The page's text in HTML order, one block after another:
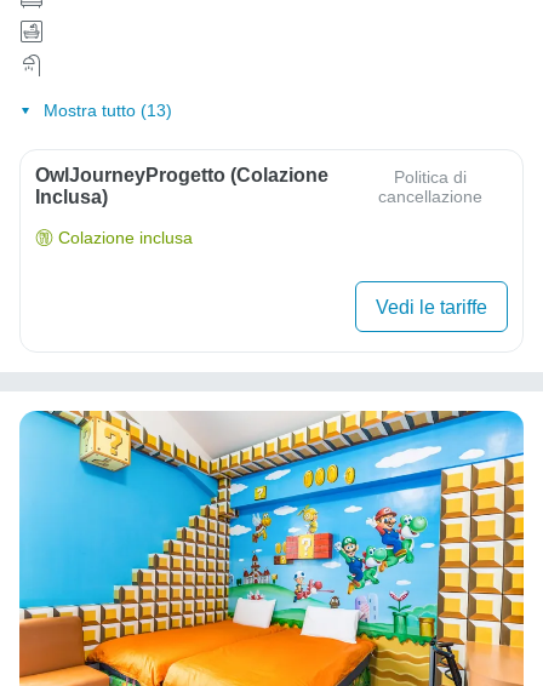
Mostra tutto (13)
OwlJourneyProgetto (colazione
Inclusa)
Politica di
cancellazione
Colazione inclusa
Vedi le tariffe